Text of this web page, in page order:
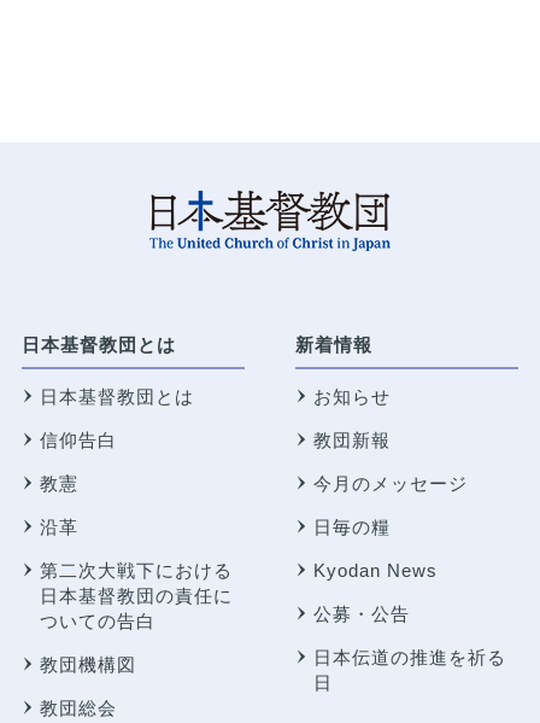
日本基督教団とは
日本基督教団とは
信仰告白
教憲
沿革
第二次大戦下における
日本基督教団の責任に
ついての告白
教団機構図
教団総会
新着情報
お知らせ
教団新報
今月のメッセージ
日毎の糧
Kyodan News
公募・公告
日本伝道の推進を祈る
日